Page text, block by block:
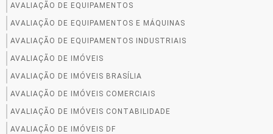
AVALIAÇÃO DE EQUIPAMENTOS
AVALIAÇÃO DE EQUIPAMENTOS E MÁQUINAS
AVALIAÇÃO DE EQUIPAMENTOS INDUSTRIAIS
AVALIAÇÃO DE IMÓVEIS
AVALIAÇÃO DE IMÓVEIS BRASÍLIA
AVALIAÇÃO DE IMÓVEIS COMERCIAIS
AVALIAÇÃO DE IMÓVEIS CONTABILIDADE
AVALIAÇÃO DE IMÓVEIS DF